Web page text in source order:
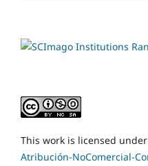
This work is licensed
Atribución-NoComercial-